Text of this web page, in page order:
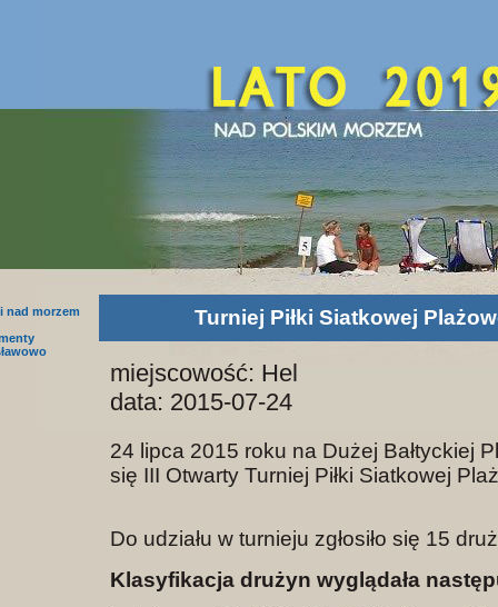
nad morzem
Turniej Piłki Siatkowej
miejscowość: Hel
data: 2015-07-24
24 lipca 2015 roku na Dużej Bałtyckiej
się III Otwarty Turniej Piłki Siatkowej
Do udziału w turnieju zgłosiło się 15
Klasyfikacja drużyn wyglądała